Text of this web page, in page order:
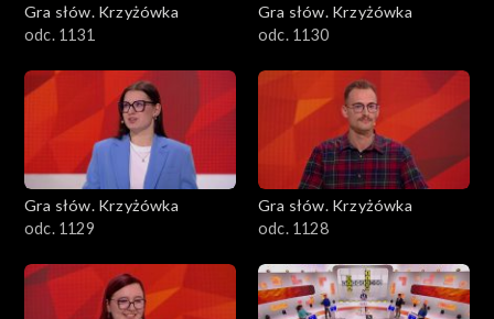
Gra słów. Krzyżówka
odc. 1131
Gra słów. Krzyżówka
odc. 1130
Gra słów. Krzyżówka
odc. 1129
Gra słów. Krzyżówka
odc. 1128